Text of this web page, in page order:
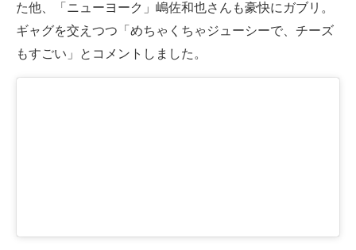
た他、「ニューヨーク」嶋佐和也さんも豪快にガブリ。
ギャグを交えつつ「めちゃくちゃジューシーで、チーズ
もすごい」とコメントしました。